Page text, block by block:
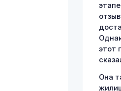
этот
Она